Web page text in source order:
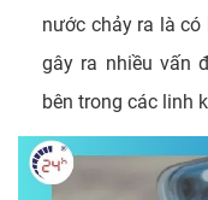
nước chảy ra là
gây ra nhiều vấn
bên trong các linh